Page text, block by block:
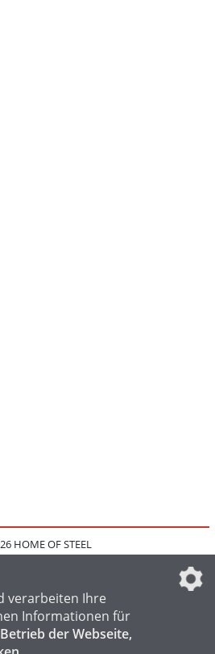
HOME OF STEEL
IMPRESSUM
verarbeiten Ihre
Informationen für
Betrieb der Webseite,